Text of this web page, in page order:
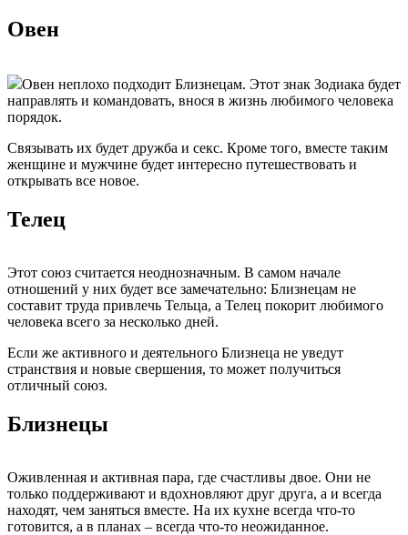
Овен
Овен неплохо подходит Близнецам. Этот знак Зодиака будет
направлять и командовать, внося в жизнь любимого человека
порядок.
Связывать их будет дружба и секс. Кроме того, вместе таким
женщине и мужчине будет интересно путешествовать и
открывать все новое.
Телец
Этот союз считается неоднозначным. В самом начале
отношений у них будет все замечательно: Близнецам не
составит труда привлечь Тельца, а Телец покорит любимого
человека всего за несколько дней.
Если же активного и деятельного Близнеца не уведут
странствия и новые свершения, то может получиться
отличный союз.
Близнецы
Оживленная и активная пара, где счастливы двое. Они не
только поддерживают и вдохновляют друг друга, а и всегда
находят, чем заняться вместе. На их кухне всегда что-то
готовится, а в планах – всегда что-то неожиданное.